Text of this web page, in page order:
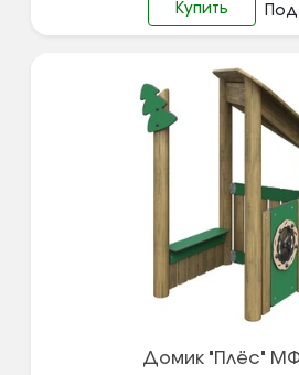
Купить Под
Домик "Плёс"